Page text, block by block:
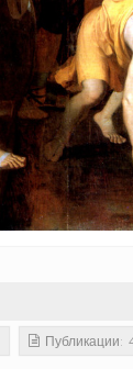
Публикации: